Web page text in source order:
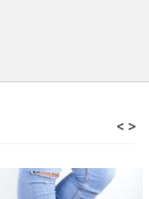
< >